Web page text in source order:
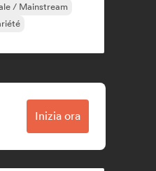
/ Mainstream
Inizia ora